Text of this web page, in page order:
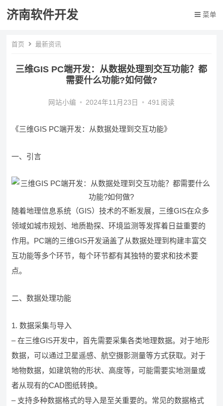
济南软件开发 菜单
首页 最新资讯
三维GIS PC端开发：从数据处理到交互功能？都
需要什么功能?如何做?
网站小编 • 2024年11月23日 • 491 阅读
《三维GIS PC端开发：从数据处理到交互功能》
一、引言
随着地理信息系统（GIS）技术的不断发展，三维GIS在众多
领域如城市规划、地质勘探、环境监测等发挥着日益重要的
作用。PC端的三维GIS开发涵盖了从数据处理到构建丰富交
互功能等多个环节，每个环节都有其独特的要求和技术要
点。
二、数据处理功能
1. 数据采集与导入
– 在三维GIS开发中，首先需要采集各类地理数据。对于地形
数据，可以通过卫星遥感、航空摄影测量等方式获取。对于
地物数据，如建筑物的形状、高度等，可能需要实地测量或
者从现有的CAD图纸转换。
– 支持多种数据格式的导入是至关重要的。常见的数据格式